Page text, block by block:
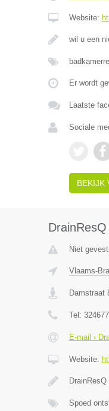
Website:
wil u een
Er wordt
Laatste
Sociale
BEKIJK
DrainResQ
Niet
Vlaams-
Damstraat
Tel:
E-mail ›
Website:
Spoed